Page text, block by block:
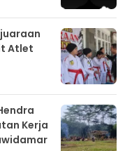
Atlet
Kerja